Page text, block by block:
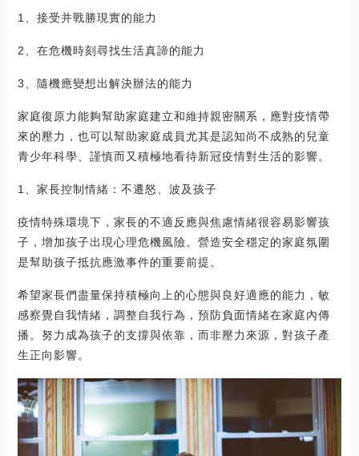
1、接受并戰勝現實的能力
2、在危機時刻尋找生活真諦的能力
3、隨機應變想出解決辦法的能力
家庭復原力能夠幫助家庭建立和維持親密關系，應對疫情帶
來的壓力，也可以幫助家庭成員尤其是認知尚不成熟的兒童
青少年科學、謹慎而又積極地看待新冠疫情對生活的影響。
1、家長控制情緒：不遷怒、波及孩子
疫情特殊環境下，家長的不適反應與焦慮情緒很容易影響孩
子，增加孩子出現心理危機風險。營造安全穩定的家庭氛圍
是幫助孩子抵抗應激事件的重要前提。
希望家長們盡量保持積極向上的心態與良好適應的能力，敏
感察覺自我情緒，調整自我行為，預防負面情緒在家庭內傳
播。努力成為孩子的支撐與依靠，而非壓力來源，對孩子產
生正向影響。